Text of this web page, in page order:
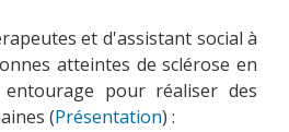
et d'assistant social à
atteintes de sclérose en
pour réaliser des
(Présentation) :